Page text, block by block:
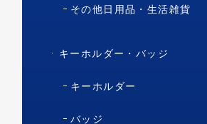
その他日用品・生活雑貨
キーホルダー・バッジ
キーホルダー
バッジ